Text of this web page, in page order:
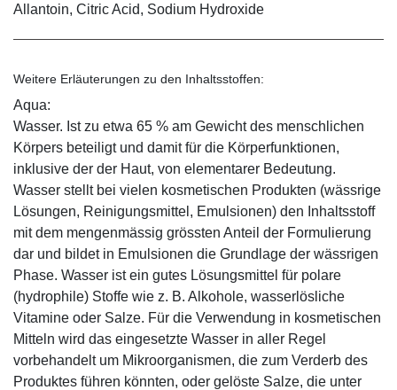
Allantoin, Citric Acid, Sodium Hydroxide
Weitere Erläuterungen zu den Inhaltsstoffen:
Aqua:
Wasser. Ist zu etwa 65 % am Gewicht des menschlichen
Körpers beteiligt und damit für die Körperfunktionen,
inklusive der der Haut, von elementarer Bedeutung.
Wasser stellt bei vielen kosmetischen Produkten (wässrige
Lösungen, Reinigungsmittel, Emulsionen) den Inhaltsstoff
mit dem mengenmässig grössten Anteil der Formulierung
dar und bildet in Emulsionen die Grundlage der wässrigen
Phase. Wasser ist ein gutes Lösungsmittel für polare
(hydrophile) Stoffe wie z. B. Alkohole, wasserlösliche
Vitamine oder Salze. Für die Verwendung in kosmetischen
Mitteln wird das eingesetzte Wasser in aller Regel
vorbehandelt um Mikroorganismen, die zum Verderb des
Produktes führen könnten, oder gelöste Salze, die unter